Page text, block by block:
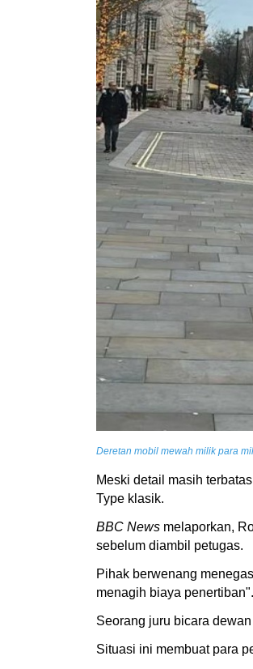
Deretan mobil mewah milik para
Meski detail masih
Type klasik.
BBC News melaporkan,
sebelum diambil petugas.
Pihak berwenang
menagih biaya penertiban".
Seorang juru bicara
Situasi ini membuat para